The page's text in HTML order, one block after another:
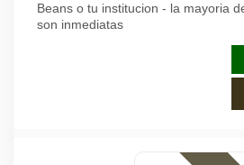
Beans o tu institucion - la mayoria
son inmediatas